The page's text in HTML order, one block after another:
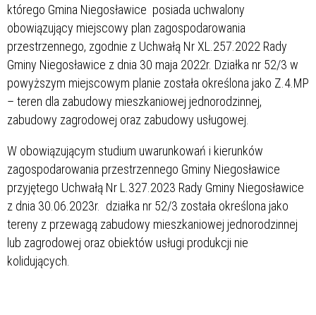
którego Gmina Niegosławice posiada uchwalony
obowiązujący miejscowy plan zagospodarowania
przestrzennego, zgodnie z Uchwałą Nr XL.257.2022 Rady
Gminy Niegosławice z dnia 30 maja 2022r. Działka nr 52/3 w
powyższym miejscowym planie została określona jako Z.4.MP
– teren dla zabudowy mieszkaniowej jednorodzinnej,
zabudowy zagrodowej oraz zabudowy usługowej.
W obowiązującym studium uwarunkowań i kierunków
zagospodarowania przestrzennego Gminy Niegosławice
przyjętego Uchwałą Nr L.327.2023 Rady Gminy Niegosławice
z dnia 30.06.2023r. działka nr 52/3 została określona jako
tereny z przewagą zabudowy mieszkaniowej jednorodzinnej
lub zagrodowej oraz obiektów usługi produkcji nie
kolidujących.